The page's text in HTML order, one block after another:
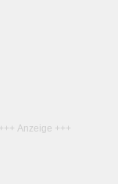
+++ Anzeige +++